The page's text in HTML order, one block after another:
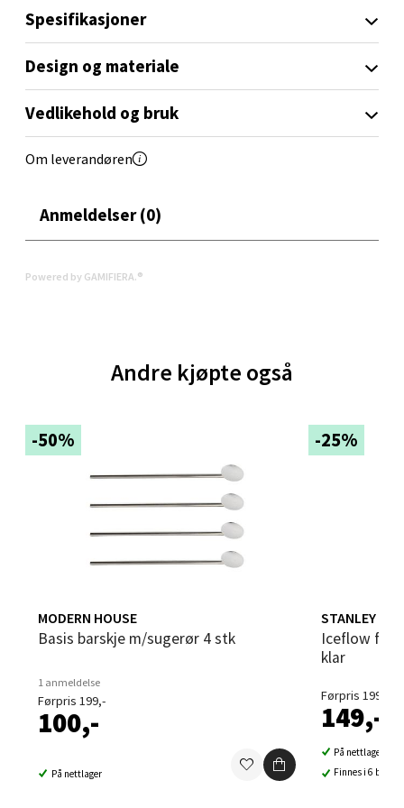
Spesifikasjoner
Design og materiale
Vedlikehold og bruk
Om leverandøren
Anmeldelser (0)
Powered by GAMIFIERA.®
Andre kjøpte også
-50%
MODERN HOUSE
Basis barskje m/sugerør 4 stk
1 anmeldelse
Førpris 199,-
100,-
På nettlager
-25%
STANLEY
Iceflow flip straw sugerør 20 cm 4 stk
klar
Førpris 199,-
149,-
På nettlager
Finnes i 6
Åpent i dag 10-19
Thon Senter Orkanger, Orkdalsveien 113, 7300
Åpent i dag 09-20
Sandvika - Thon Senter Sandvika
Brodtkorbsgate 7, 1338 Sandvika
Åpent i dag 10-21
0 i butikk
Sartorvegen 12, 5353 Straume
Åpent i dag 10-21